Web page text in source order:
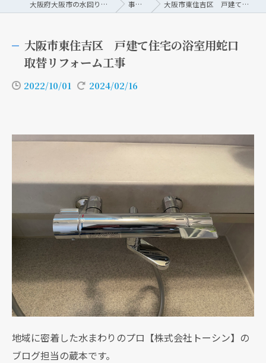
大阪府大阪市の水回りリフォームなら株式会社トーシン 事例/ブログ 大阪市東住吉区 戸建て住宅の浴室用蛇口取替リフォーム工事
大阪市東住吉区 戸建て住宅の浴室用蛇口
取替リフォーム工事
2022/10/01 2024/02/16
地域に密着した水まわりのプロ【株式会社トーシン】の
ブログ担当の蔵本です。